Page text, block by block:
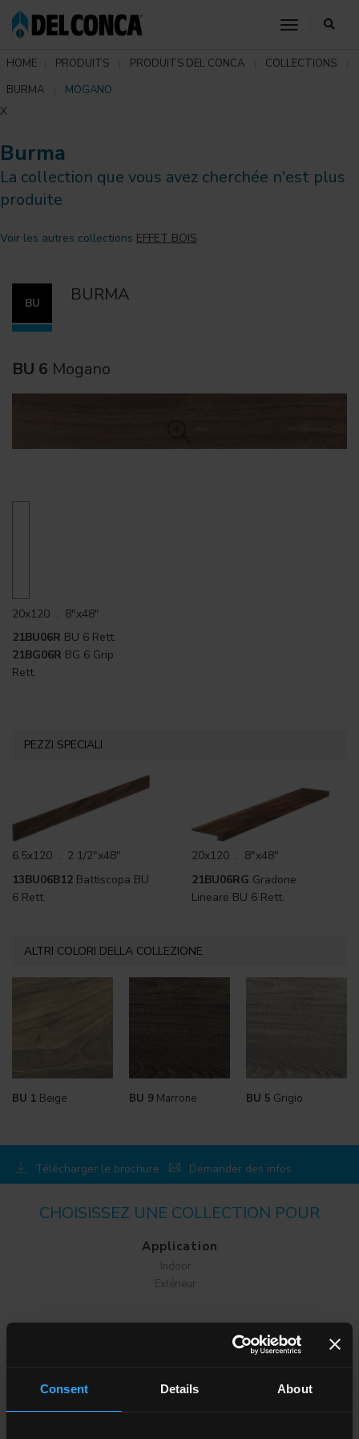
Consent Details About
toggle
HOME PRODUITS PRODUITS DEL CONCA
COLLECTIONS
BURMA
MOGANO
X
Burma
La collection que vous avez cherchée n'est plus
produite
Voir les autres collections EFFET BOIS
BU BURMA
BU 6 Mogano
20x120 . 8"x48"
21BU06R BU 6 Rett.
21BG06R BG 6 Grip
Rett.
PEZZI SPECIALI
6.5x120 . 2 1/2"x48"
13BU06B12 Battiscopa BU
6 Rett.
20x120 . 8"x48"
21BU06RG Gradone
Lineare BU 6 Rett.
ALTRI COLORI DELLA COLLEZIONE
BU 1 Beige BU 9Marrone BU 5 Grigio
Télécharger le brochure Demander des infos
CHOISISSEZ UNE COLLECTION POUR
Application
Indoor
Extérieur